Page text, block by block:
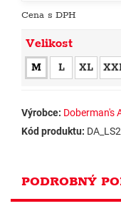
Cena s DPH
Velikost
M L XL
Výrobce: Doberman's
Kód produktu:
PODROBNÝ